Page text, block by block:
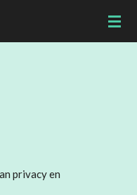
privacy en